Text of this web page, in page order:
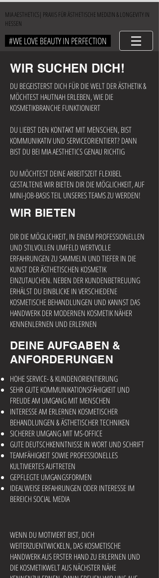
MIA AESTHETICS| PRAXIS FÜR ÄSTHETISCHE MEDIZIN & LONGEVITY IN
HESSEN
#WE LOVE BEAUTY IN PERFECTION
WIR SUCHEN DICH!
DU BEGEISTERST DICH FÜR DIE WELT DER ÄSTHETIK &
MÖCHTEST HAUTNAH ERLEBEN, WIE DIE
KOSMETIKBRANCHE FUNKTIONIERT
DU LIEBST DEN KONTAKT MIT MENSCHEN, BIST
KOMMUNIKATIV UND SERVICEORIENTIERT? DANN
BIST DU BEI MIA AESTHETICS GENAU RICHTIG
DU MÖCHTEST DEINE ARBEITSZEIT FLEXIBEL
GESTALTENß WIR BIETEN DIR DIE MÖGLICHKEIT, AUF
MINI-JOB-BASIS TEIL UNSERES TEAMS ZU WERDEN!
WIR BIETEN
DIR DIE MÖGLICHKEIT, IN EINEM PROFESSIONELLEN
UND STILVOLLEN UMFELD WERTVOLLE
ERFAHRUNGEN ZU SAMMELN UND TIEFER IN DIE
KUNST DER ÄSTHETISCHEN KOSMETIK
EINZUTAUCHEN. NEBEN DER KUNDENBETREUUNG
ERHÄLST DU EINBLICKE IN VERSCHIEDENE
KOSMETISCHE BEHANDLUNGEN UND KANNST DAS
HANDWERK DER MODERNEN KOSMETIK NÄHER
KENNENLERNEN UND ERLERNEN
DEINE AUFGABEN &
ANFORDERUNGEN
HOHE SERVICE- & KUNDENORIENTIERUNG
SEHR GUTE KOMMUNIKATIONSFÄHIGKEIT UND
FREUDE AM UMGANG MIT MENSCHEN
INTERESSE AM ERLERNEN KOSMETISCHER
BEHANDLUNGEN & ÄSTHETISCHER TECHNIKEN
SICHERER UMGANG MIT MS-OFFICE
GUTE DEUTSCHKENNTNISSE IN WORT UND SCHRIFT
TEAMFÄHIGKEIT SOWIE PROFESSIONELLES
KULTIVIERTES AUFTRETEN
GEPFLEGTE UMGANGSFORMEN
IDEALWEISE ERFAHRUNGEN ODER INTERESSE IM
BEREICH SOCIAL MEDIA
WENN DU MOTIVIERT BIST, DICH
WEITERZUENTWICKELN, DAS KOSMETISCHE
HANDWERK AUS ERSTER HAND ZU ERLERNEN UND
DIE KOSMETIKWELT AUS NÄCHSTER NÄHE